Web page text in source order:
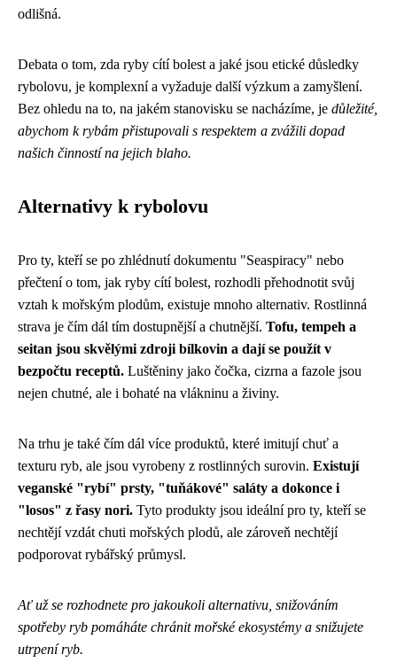
odlišná.
Debata o tom, zda ryby cítí bolest a jaké jsou etické důsledky
rybolovu, je komplexní a vyžaduje další výzkum a zamyšlení.
Bez ohledu na to, na jakém stanovisku se nacházíme, je důležité,
abychom k rybám přistupovali s respektem a zvážili dopad
našich činností na jejich blaho.
Alternativy k rybolovu
Pro ty, kteří se po zhlédnutí dokumentu "Seaspiracy" nebo
přečtení o tom, jak ryby cítí bolest, rozhodli přehodnotit svůj
vztah k mořským plodům, existuje mnoho alternativ. Rostlinná
strava je čím dál tím dostupnější a chutnější. Tofu, tempeh a
seitan jsou skvělými zdroji bílkovin a dají se použít v
bezpočtu receptů. Luštěniny jako čočka, cizrna a fazole jsou
nejen chutné, ale i bohaté na vlákninu a živiny.
Na trhu je také čím dál více produktů, které imitují chuť a
texturu ryb, ale jsou vyrobeny z rostlinných surovin. Existují
veganské "rybí" prsty, "tuňákové" saláty a dokonce i
"losos" z řasy nori. Tyto produkty jsou ideální pro ty, kteří se
nechtějí vzdát chuti mořských plodů, ale zároveň nechtějí
podporovat rybářský průmysl.
Ať už se rozhodnete pro jakoukoli alternativu, snižováním
spotřeby ryb pomáháte chránit mořské ekosystémy a snižujete
utrpení ryb.